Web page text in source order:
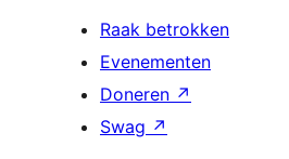
Raak betrokken
Evenementen
Doneren ↗
Swag ↗